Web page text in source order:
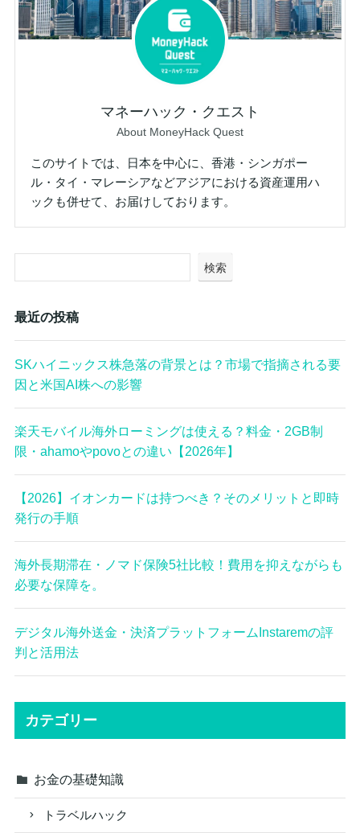
マネーハック・クエスト
About MoneyHack Quest
このサイトでは、日本を中心に、香港・シンガポー
ル・タイ・マレーシアなどアジアにおける資産運用ハ
ックも併せて、お届けしております。
検索
最近の投稿
SKハイニックス株急落の背景とは？市場で指摘される要
因と米国AI株への影響
楽天モバイル海外ローミングは使える？料金・2GB制
限・ahamoやpovoとの違い【2026年】
【2026】イオンカードは持つべき？そのメリットと即時
発行の手順
海外長期滞在・ノマド保険5社比較！費用を抑えながらも
必要な保障を。
デジタル海外送金・決済プラットフォームInstaremの評
判と活用法
カテゴリー
お金の基礎知識
トラベルハック